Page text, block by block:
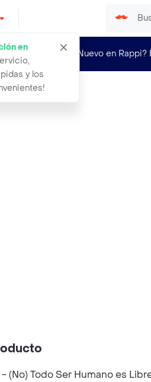
en
y los
¿Nuevo en Rappi?
libre de la d
(No) Todo Ser Humano es